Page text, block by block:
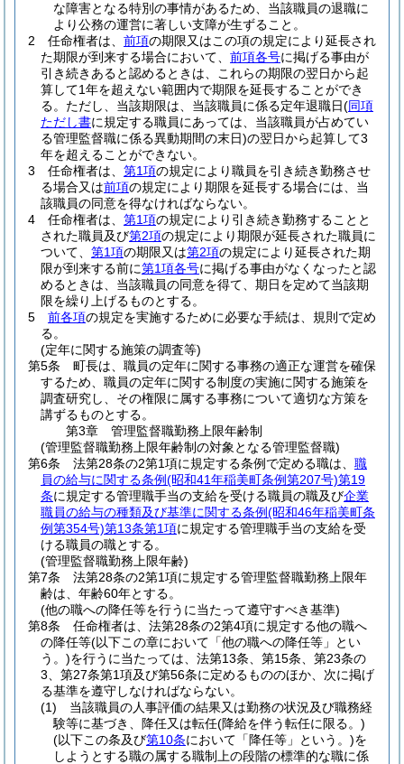
な障害となる特別の事情があるため、当該職員の退職に
より公務の運営に著しい支障が生ずること。
2
任命権者は、 前項の期限又はこの項の規定により延長され
た期限が到来する場合において、 前項各号に掲げる事由が
引き続きあると認めるときは、これらの期限の翌日から起
算して1年を超えない範囲内で期限を延長することができ
る。 ただし、当該期限は、当該職員に係る定年退職日(同項
ただし書に規定する職員にあっては、当該職員が占めてい
る管理監督職に係る異動期間の末日)の翌日から起算して3
年を超えることができない。
3
任命権者は、 第1項の規定により職員を引き続き勤務させ
る場合又は前項の規定により期限を延長する場合には、当
該職員の同意を得なければならない。
4
任命権者は、 第1項の規定により引き続き勤務することと
された職員及び第2項の規定により期限が延長された職員に
ついて、 第1項の期限又は第2項の規定により延長された期
限が到来する前に第1項各号に掲げる事由がなくなったと認
めるときは、当該職員の同意を得て、期日を定めて当該期
限を繰り上げるものとする。
5
前各項の規定を実施するために必要な手続は、規則で定め
る。
(定年に関する施策の調査等)
第5条
町長は、職員の定年に関する事務の適正な運営を確保
するため、職員の定年に関する制度の実施に関する施策を
調査研究し、その権限に属する事務について適切な方策を
講ずるものとする。
第3章
管理監督職勤務上限年齢制
(管理監督職勤務上限年齢制の対象となる管理監督職)
第6条
法第28条の2第1項に規定する条例で定める職は、 職
員の給与に関する条例(昭和41年稲美町条例第207号)第19
条に規定する管理職手当の支給を受ける職員の職及び企業
職員の給与の種類及び基準に関する条例(昭和46年稲美町条
例第354号)第13条第1項に規定する管理職手当の支給を受
ける職員の職とする。
(管理監督職勤務上限年齢)
第7条
法第28条の2第1項に規定する管理監督職勤務上限年
齢は、年齢60年とする。
(他の職への降任等を行うに当たって遵守すべき基準)
第8条
任命権者は、法第28条の2第4項に規定する他の職へ
の降任等(以下この章において「他の職への降任等」とい
う。)を行うに当たっては、法第13条、第15条、第23条の
3、第27条第1項及び第56条に定めるもののほか、次に掲げ
る基準を遵守しなければならない。
(1)
当該職員の人事評価の結果又は勤務の状況及び職務経
験等に基づき、降任又は転任(降給を伴う転任に限る。)
(以下この条及び第10条において「降任等」という。)を
しようとする職の属する職制上の段階の標準的な職に係